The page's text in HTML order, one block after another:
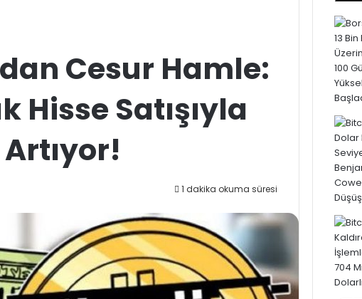
Cesur Hamle:
Hisse Satışıyla
Artıyor!
1 dakika okuma süresi